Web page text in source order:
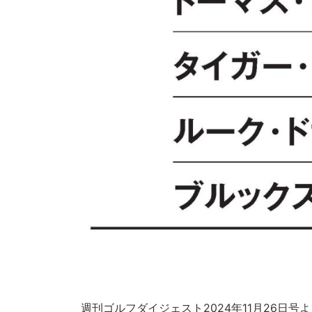
週刊ゴルフダイジェスト2024年11月26日号